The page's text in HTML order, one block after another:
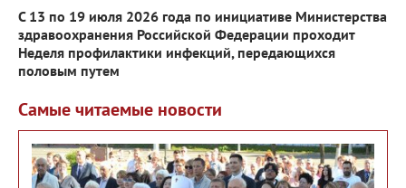
С 13 по 19 июля 2026 года по инициативе Министерства
здравоохранения Российской Федерации проходит
Неделя профилактики инфекций, передающихся
половым путем
Самые читаемые новости